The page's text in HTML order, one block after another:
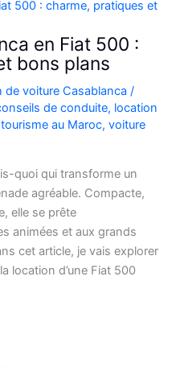
en Fiat 500 :
bons plans
de voiture Casablanca /
de conduite, location
tourisme au Maroc, voiture
quoi qui transforme un
agréable. Compacte,
elle se prête
animées et aux grands
cet article, je vais explorer
location d’une Fiat 500